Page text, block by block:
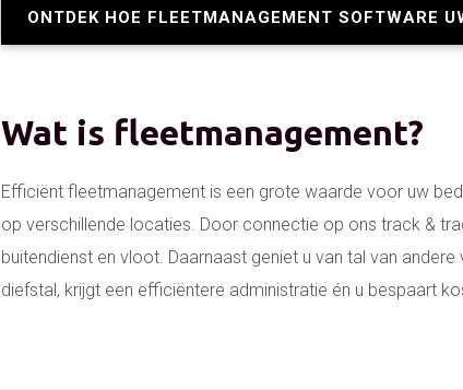
ONTDEK HOE FLEETMANAGEMENT SOFTWARE
Wat is fleetmanagement?
Efficiënt fleetmanagement is een grote waarde voor uw
op verschillende locaties. Door connectie op ons track &
buitendienst en vloot. Daarnaast geniet u van tal van
diefstal, krijgt een efficiëntere administratie én u bespaart